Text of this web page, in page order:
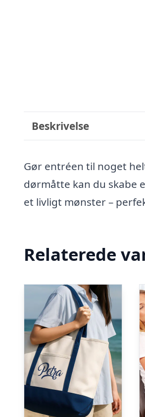
Beskrivelse
Gør entréen til noget
dørmåtte kan du skabe
et livligt mønster –
Relaterede